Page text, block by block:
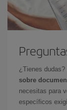
¿Tienes
sobre
necesitas para
específicos